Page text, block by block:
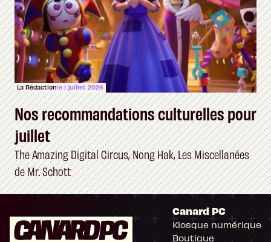
La Rédactionle 1 juillet 2026
Nos recommandations culturelles pour
juillet
The Amazing Digital Circus, Nong Hak, Les Miscellanées
de Mr. Schott
Canard PC
Kiosque numérique
Boutique